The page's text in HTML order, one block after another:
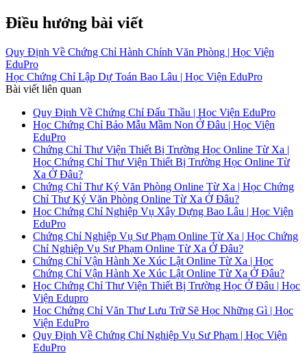
Điều hướng bài viết
Quy Định Về Chứng Chỉ Hành Chính Văn Phòng | Học Viện
EduPro
Học Chứng Chỉ Lập Dự Toán Bao Lâu | Học Viện EduPro
Bài viết liên quan
Quy Định Về Chứng Chỉ Đấu Thầu | Học Viện EduPro
Học Chứng Chỉ Bảo Mẫu Mầm Non Ở Đâu | Học Viện
EduPro
Chứng Chỉ Thư Viện Thiết Bị Trường Học Online Từ Xa |
Học Chứng Chỉ Thư Viện Thiết Bị Trường Học Online Từ
Xa Ở Đâu?
Chứng Chỉ Thư Ký Văn Phòng Online Từ Xa | Học Chứng
Chỉ Thư Ký Văn Phòng Online Từ Xa Ở Đâu?
Học Chứng Chỉ Nghiệp Vụ Xây Dựng Bao Lâu | Học Viện
EduPro
Chứng Chỉ Nghiệp Vụ Sư Phạm Online Từ Xa | Học Chứng
Chỉ Nghiệp Vụ Sư Phạm Online Từ Xa Ở Đâu?
Chứng Chỉ Vận Hành Xe Xúc Lật Online Từ Xa | Học
Chứng Chỉ Vận Hành Xe Xúc Lật Online Từ Xa Ở Đâu?
Học Chứng Chỉ Thư Viện Thiết Bị Trường Học Ở Đâu | Học
Viện Edupro
Học Chứng Chỉ Văn Thư Lưu Trữ Sẽ Học Những Gì | Học
Viện EduPro
Quy Định Về Chứng Chỉ Nghiệp Vụ Sư Phạm | Học Viện
EduPro